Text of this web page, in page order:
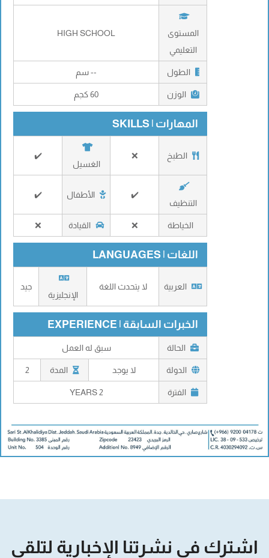
المستوى
التعليمي
HIGH SCHOOL
الطول -- سم
الوزن 60 كجم
المهارات | SKILLS
الطبخ
❌
الغسيل
✔️
التنظيف
✔️ الأطفال ✔️
الخياطة ❌ القيادة ❌
اللغات | LANGUAGES
العربية
لا يتحدث اللغة
الإنجليزية
جيد
الخبرات السابقة | EXPERIENCE
الحالة سبق له العمل
الدولة لا يوجد المدة 2
الفترة 2 YEARS
اشترك في نشرتنا الإخبارية لتلقي